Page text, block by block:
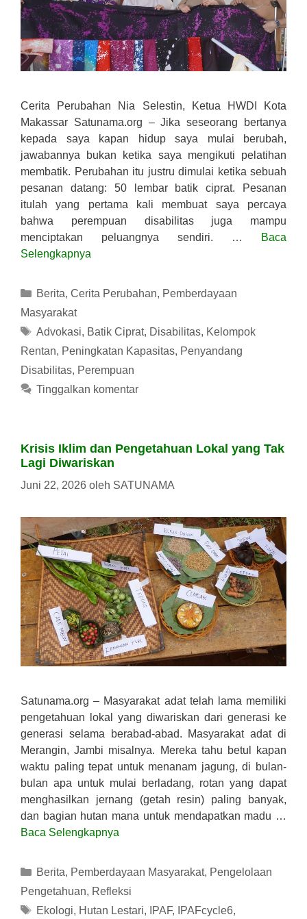
Cerita Perubahan Nia Selestin, Ketua HWDI Kota
Makassar Satunama.org – Jika seseorang bertanya
kepada saya kapan hidup saya mulai berubah,
jawabannya bukan ketika saya mengikuti pelatihan
membatik. Perubahan itu justru dimulai ketika sebuah
pesanan datang: 50 lembar batik ciprat. Pesanan
itulah yang pertama kali membuat saya percaya
bahwa perempuan disabilitas juga mampu
menciptakan peluangnya sendiri. …
Baca
Selengkapnya
Kategori
Berita, Cerita Perubahan, Pemberdayaan
Masyarakat
Tag
Advokasi, Batik Ciprat, Disabilitas, Kelompok
Rentan, Peningkatan Kapasitas, Penyandang
Disabilitas, Perempuan
Tinggalkan komentar
Krisis Iklim dan Pengetahuan Lokal yang Tak
Lagi Diwariskan
Juni 22, 2026 oleh SATUNAMA
Satunama.org – Masyarakat adat telah lama memiliki
pengetahuan lokal yang diwariskan dari generasi ke
generasi selama berabad-abad. Masyarakat adat di
Merangin, Jambi misalnya. Mereka tahu betul kapan
waktu paling tepat untuk menanam jagung, di bulan-
bulan apa untuk mulai berladang, rotan yang dapat
menghasilkan jernang (getah resin) paling banyak,
dan bagian hutan mana untuk mendapatkan madu …
Baca Selengkapnya
Kategori
Berita, Pemberdayaan Masyarakat, Pengelolaan
Pengetahuan, Refleksi
Tag
Ekologi, Hutan Lestari, IPAF, IPAFcycle6,